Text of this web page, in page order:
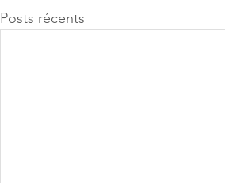
Posts récents